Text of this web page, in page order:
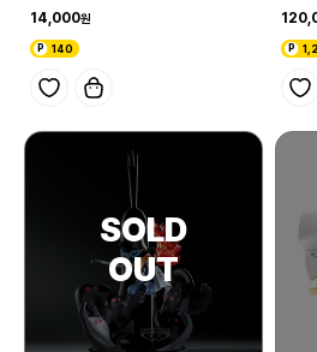
14,000
140